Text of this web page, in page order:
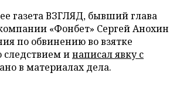
газета ВЗГЛЯД, бывший глава
«Фонбет» Сергей Анохин
по обвинению во взятке
следствием инаписал явку с
в материалах дела.